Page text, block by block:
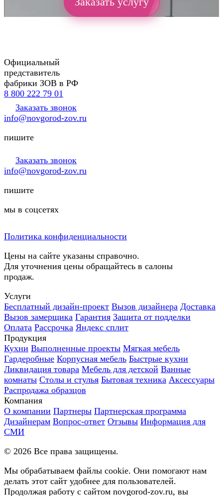
Официальный
представитель
фабрики ЗОВ в РФ
8 800 222 79 01
Заказать звонок
info@novgorod-zov.ru
пишите
Заказать звонок
info@novgorod-zov.ru
пишите
мы в соцсетях
Политика конфиденциальности
Цены на сайте указаны справочно.
Для уточнения цены обращайтесь в салоны
продаж.
Услуги
Бесплатный дизайн-проект Вызов дизайнера Доставка
Вызов замерщика Гарантия Защита от подделки
Оплата Рассрочка Яндекс сплит
Продукция
Кухни Выполненные проекты Мягкая мебель
Гардеробные Корпусная мебель Быстрые кухни
Ликвидация товара Мебель для детской Ванные
комнаты Столы и стулья Бытовая техника Аксессуары
Распродажа образцов
Компания
О компании Партнеры Партнерская программа
Дизайнерам Вопрос-ответ Отзывы Информация для
СМИ
© 2026 Все права защищены.
Мы обрабатываем файлы cookie. Они помогают нам
делать этот сайт удобнее для пользователей.
Продолжая работу с сайтом novgorod-zov.ru, вы